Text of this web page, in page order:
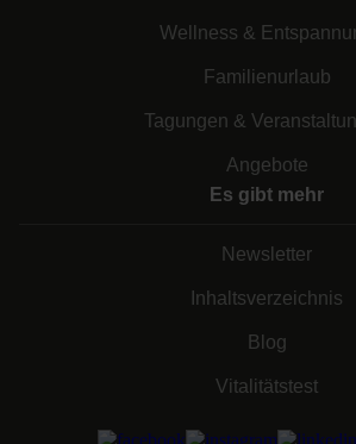
Wellness &
Familienurlaub
Tagungen &
Angebote
Es gibt mehr
Newsletter
Inhaltsverzeichnis
Blog
Vitalitätstest